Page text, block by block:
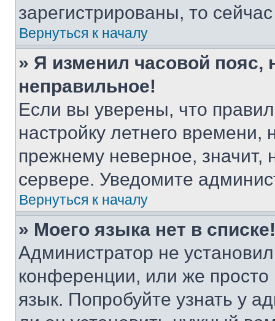
зарегистрированы, то
Вернуться к началу
» Я изменил часовой пояс,
неправильное!
Если вы уверены, что
настройку летнего
прежнему неверное, значит,
сервере. Уведомите
Вернуться к началу
» Моего языка нет в списке!
Администратор не
конференции, или же
язык. Попробуйте узнать у